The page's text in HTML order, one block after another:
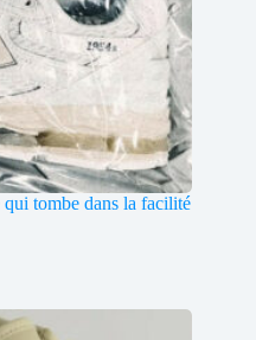
tombe dans la facilité